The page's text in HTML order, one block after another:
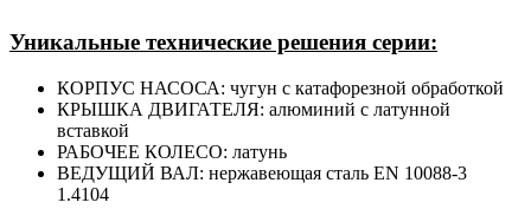
Уникальные технические решения серии:
КОРПУС НАСОСА: чугун с катафорезной обработкой
КРЫШКА ДВИГАТЕЛЯ: алюминий с латунной
вставкой
РАБОЧЕЕ КОЛЕСО: латунь
ВЕДУЩИЙ ВАЛ: нержавеющая сталь EN 10088-3
1.4104